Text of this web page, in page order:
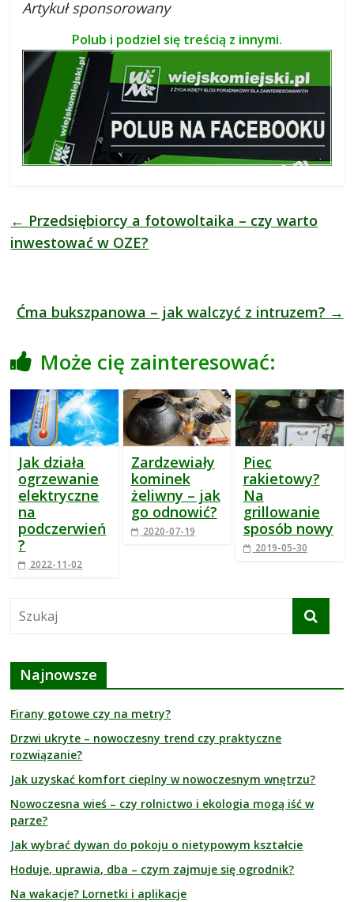
Artykuł sponsorowany
Polub i podziel się treścią z innymi.
← Przedsiębiorcy a fotowoltaika – czy warto
inwestować w OZE?
Ćma bukszpanowa – jak walczyć z intruzem? →
Może cię zainteresować:
Jak działa
ogrzewanie
elektryczne
na
podczerwień
?
2022-11-02
Zardzewiały
kominek
żeliwny – jak
go odnowić?
2020-07-19
Piec
rakietowy?
Na
grillowanie
sposób nowy
2019-05-30
Najnowsze
Firany gotowe czy na metry?
Drzwi ukryte – nowoczesny trend czy praktyczne
rozwiązanie?
Jak uzyskać komfort cieplny w nowoczesnym wnętrzu?
Nowoczesna wieś – czy rolnictwo i ekologia mogą iść w
parze?
Jak wybrać dywan do pokoju o nietypowym kształcie
Hoduje, uprawia, dba – czym zajmuje się ogrodnik?
Na wakacje? Lornetki i aplikacje